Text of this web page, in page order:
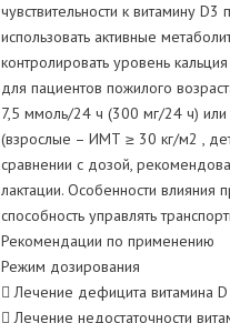
чувствительности к витамину
использовать активные
контролировать уровень
для пациентов пожилого
7,5 ммоль/24 ч (300 мг/24 ч) или
(взрослые – ИМТ ≥ 30 кг/м2 ,
сравнении с дозой,
лактации. Особенности влияния
способность управлять
Рекомендации по применению
Режим дозирования
 Лечение дефицита витамина
 Лечение недостаточности